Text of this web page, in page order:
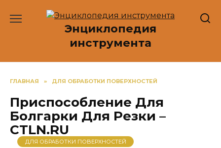
Энциклопедия
инструмента
ГЛАВНАЯ » ДЛЯ ОБРАБОТКИ ПОВЕРХНОСТЕЙ
Приспособление Для
Болгарки Для Резки –
CTLN.RU
ДЛЯ ОБРАБОТКИ ПОВЕРХНОСТЕЙ